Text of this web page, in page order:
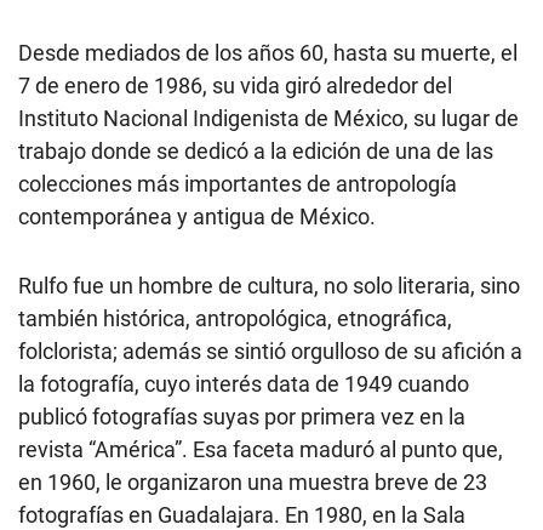
Desde mediados de los años 60, hasta su muerte, el
7 de enero de 1986, su vida giró alrededor del
Instituto Nacional Indigenista de México, su lugar de
trabajo donde se dedicó a la edición de una de las
colecciones más importantes de antropología
contemporánea y antigua de México.
Rulfo fue un hombre de cultura, no solo literaria, sino
también histórica, antropológica, etnográfica,
folclorista; además se sintió orgulloso de su afición a
la fotografía, cuyo interés data de 1949 cuando
publicó fotografías suyas por primera vez en la
revista “América”. Esa faceta maduró al punto que,
en 1960, le organizaron una muestra breve de 23
fotografías en Guadalajara. En 1980, en la Sala